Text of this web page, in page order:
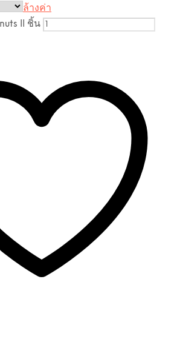
ล้างค่า
II ชิ้น